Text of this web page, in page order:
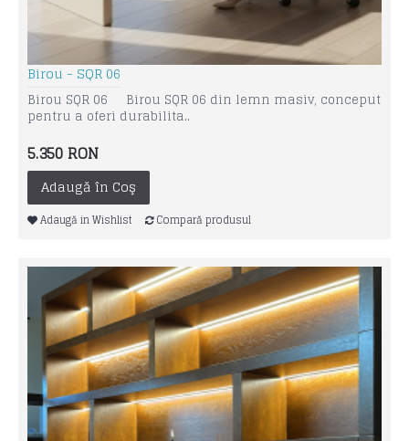
Birou - SQR 06
Birou SQR 06 Birou SQR 06 din lemn masiv, conceput
pentru a oferi durabilita..
5.350 RON
Adaugă în Coş
Adaugă in Wishlist Compară produsul